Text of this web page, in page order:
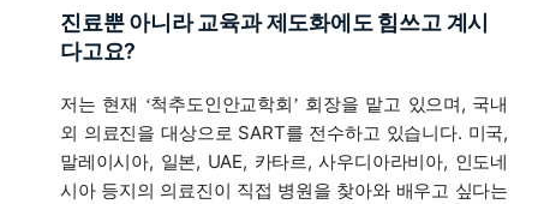
진료뿐 아니라 교육과 제도화에도 힘쓰고 계시
다고요?
저는 현재 ‘척추도인안교학회’ 회장을 맡고 있으며, 국내
외 의료진을 대상으로 SART를 전수하고 있습니다. 미국,
말레이시아, 일본, UAE, 카타르, 사우디아라비아, 인도네
시아 등지의 의료진이 직접 병원을 찾아와 배우고 싶다는